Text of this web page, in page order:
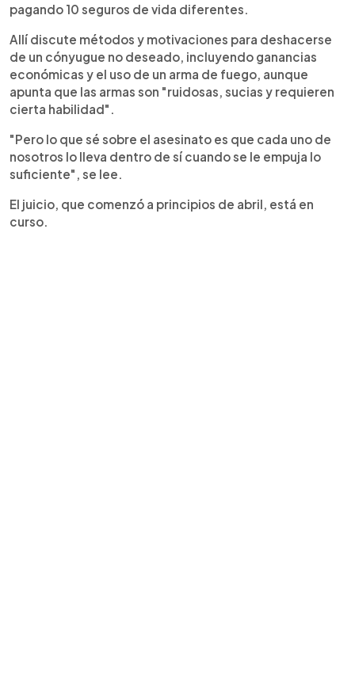
pagando 10 seguros de vida diferentes.
Allí discute métodos y motivaciones para deshacerse
de un cónyugue no deseado, incluyendo ganancias
económicas y el uso de un arma de fuego, aunque
apunta que las armas son "ruidosas, sucias y requieren
cierta habilidad".
"Pero lo que sé sobre el asesinato es que cada uno de
nosotros lo lleva dentro de sí cuando se le empuja lo
suficiente", se lee.
El juicio, que comenzó a principios de abril, está en
curso.